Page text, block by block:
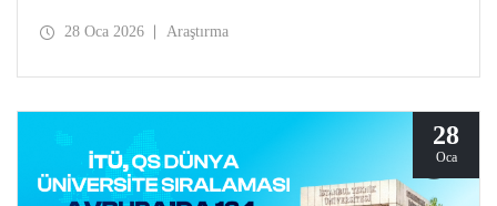
Programı’nın 2025 yılı 1’inci dönem çağrısı kapsamında
28 Oca 2026 Araştırma
28
Oca